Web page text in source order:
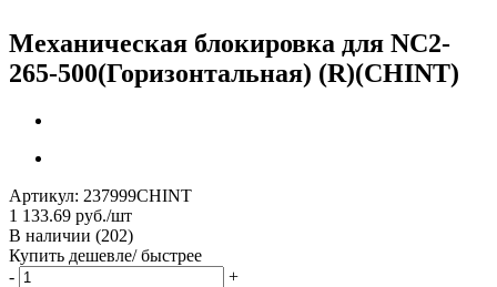
Механическая блокировка для NC2-
265-500(Горизонтальная) (R)(CHINT)
Артикул: 237999CHINT
1 133.69 руб./шт
В наличии (202)
Купить дешевле/ быстрее
-
+